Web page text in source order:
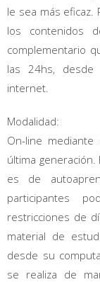
le sea más eficaz.
los contenidos
complementario
las 24hs, desde
internet.
Modalidad:
On-line
última
es de
participantes
restricciones de
material de
desde su
se realiza de